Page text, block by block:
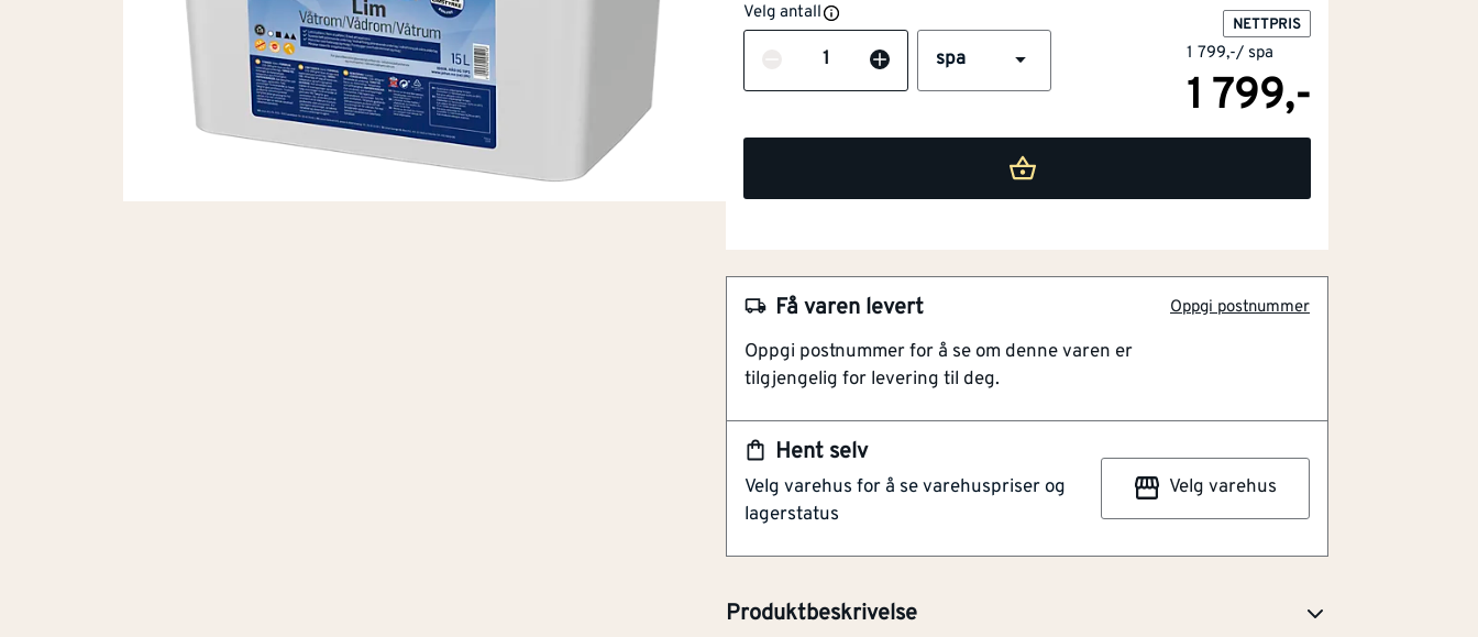
Velg antall
Antall spa
NETTPRIS
1 799,-/ spa
1 799,-
Hent selv
Velg varehus for å se varehuspriser og
lagerstatus
Velg varehus
Få varen levert Oppgi postnummer
Oppgi postnummer for å se om denne varen er
tilgjengelig for levering til deg.
Produktbeskrivelse
NOBB
45199280
Artikkelnummer 101145669
24863835_286_1815df2804f8069a0751e69e6b481777.pdf